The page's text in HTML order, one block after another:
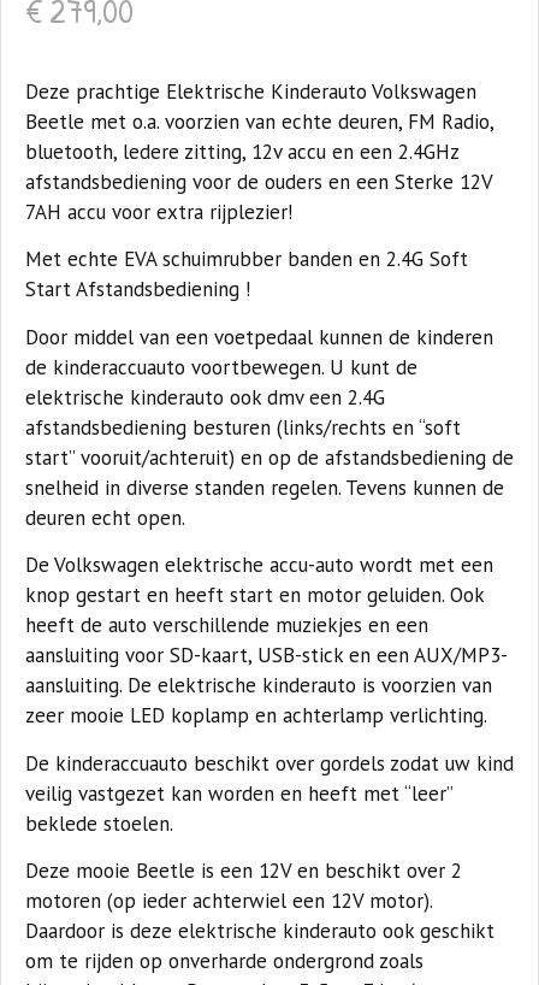
€279,00
Deze prachtige Elektrische Kinderauto Volkswagen
Beetle met o.a. voorzien van echte deuren, FM Radio,
bluetooth, ledere zitting, 12v accu en een 2.4GHz
afstandsbediening voor de ouders en een Sterke 12V
7AH accu voor extra rijplezier!
Met echte EVA schuimrubber banden en 2.4G Soft
Start Afstandsbediening !
Door middel van een voetpedaal kunnen de kinderen
de kinderaccuauto voortbewegen. U kunt de
elektrische kinderauto ook dmv een 2.4G
afstandsbediening besturen (links/rechts en “soft
start” vooruit/achteruit) en op de afstandsbediening de
snelheid in diverse standen regelen. Tevens kunnen de
deuren echt open.
De Volkswagen elektrische accu-auto wordt met een
knop gestart en heeft start en motor geluiden. Ook
heeft de auto verschillende muziekjes en een
aansluiting voor SD-kaart, USB-stick en een AUX/MP3-
aansluiting. De elektrische kinderauto is voorzien van
zeer mooie LED koplamp en achterlamp verlichting.
De kinderaccuauto beschikt over gordels zodat uw kind
veilig vastgezet kan worden en heeft met “leer”
beklede stoelen.
Deze mooie Beetle is een 12V en beschikt over 2
motoren (op ieder achterwiel een 12V motor).
Daardoor is deze elektrische kinderauto ook geschikt
om te rijden op onverharde ondergrond zoals